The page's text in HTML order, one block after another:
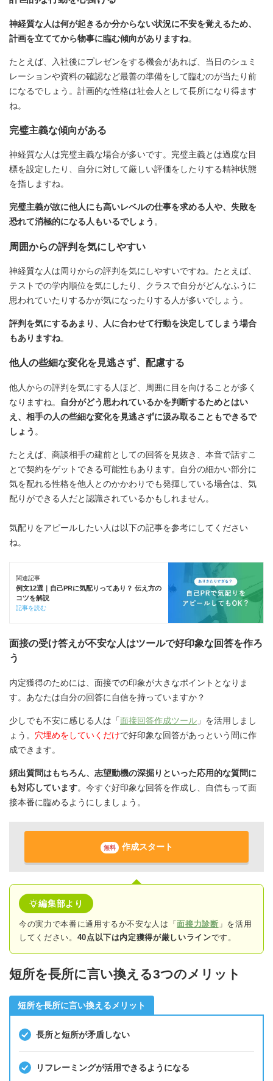
神経質な人は何が起きるか分からない状況に不安を覚えるため、
計画を立ててから物事に臨む傾向がありますね。
たとえば、入社後にプレゼンをする機会があれば、当日のシュミ
レーションや資料の確認など最善の準備をして臨むのが当たり前
になるでしょう。計画的な性格は社会人として長所になり得ます
ね。
完璧主義な傾向がある
神経質な人は完璧主義な場合が多いです。完璧主義とは過度な目
標を設定したり、自分に対して厳しい評価をしたりする精神状態
を指しますね。
完璧主義が故に他人にも高いレベルの仕事を求める人や、失敗を
恐れて消極的になる人もいるでしょう 。
周囲からの評判を気にしやすい
神経質な人は周りからの評判を気にしやすいですね。たとえば、
テストでの学内順位を気にしたり、クラスで自分がどんなふうに
思われていたりするかが気になったりする人が多いでしょう。
評判を気にするあまり、人に合わせて行動を決定してしまう場合
もありますね。
他人の些細な変化を見逃さず、配慮する
他人からの評判を気にする人ほど、周囲に目を向けることが多く
なりますね。
自分がどう思われているかを判断するためとはい
え、相手の人の些細な変化を見逃さずに汲み取ることもできるで
しょう 。
たとえば、商談相手の建前としての回答を見抜き、本音で話すこ
とで契約をゲットできる可能性もあります。自分の細かい部分に
気を配れる性格を他人とのかかわりでも発揮している場合は、気
配りができる人だと認識されているかもしれません。
気配りをアピールしたい人は以下の記事を参考にしてください
ね。
関連記事
例文12選｜自己PRに気配りってあり？ 伝え方の
コツを解説
記事を読む
面接の受け答えが不安な人はツールで好印象な回答を作ろ
う
内定獲得のためには、面接での印象が大きなポイントとなりま
す。あなたは自分の回答に自信を持っていますか？
少しでも不安に感じる人は「面接回答作成ツール 」を活用しまし
ょう。 穴埋めをしていくだけで好印象な回答があっという間に作
成できます。
頻出質問はもちろん、志望動機の深掘りといった応用的な質問に
も対応しています。今すぐ好印象な回答を作成し、自信もって面
接本番に臨めるようにしましょう。
無料 作成スタート
編集部より
今の実力で本番に通用するか不安な人は「面接力診断 」を活用
してください。 40点以下は内定獲得が厳しいラインです。
短所を長所に言い換える3つのメリット
短所を長所に言い換えるメリット
長所と短所が矛盾しない
リフレーミングが活用できるようになる